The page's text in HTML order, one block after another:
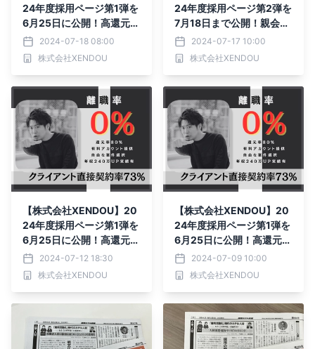
24年度採用ページ第1弾を
6月25日に公開！高還元S
ES企業として今期採用人
数計35名増員を決定！
2024-07-18 08:00
株式会社XENDOU
24年度採用ページ第2弾を
7月18日まで公開！親会社
との連携を原動力に採用を
強化！
2024-07-17 10:00
株式会社XENDOU
【株式会社XENDOU】20
24年度採用ページ第1弾を
6月25日に公開！高還元S
ES企業として今期採用人
数計35名増員を決定！
2024-07-12 18:30
株式会社XENDOU
【株式会社XENDOU】20
24年度採用ページ第1弾を
6月25日に公開！高還元S
ES企業として今期採用人
数計35名増員を決定！
2024-07-09 10:00
株式会社XENDOU